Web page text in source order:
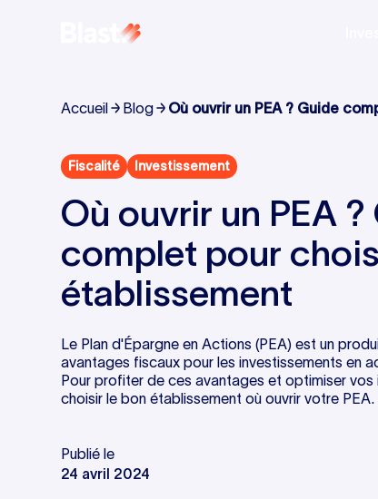
Accueil Blog
Où ouvrir un PEA ? Guide
Fiscalité Investissement
Où ouvrir un PEA ?
complet pour
établissement
Le Plan d'Épargne en Actions (PEA) est un
avantages fiscaux pour les investissements en
Pour profiter de ces avantages et optimiser vos
choisir le bon établissement où ouvrir votre PEA.
Publié le
24 avril 2024